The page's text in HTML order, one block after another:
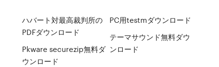
ハバート対最高裁判所の
PDFダウンロード
Pkware securezip無料ダ
ウンロード
PC用testmダウンロード
テーマサウンド無料ダウ
ンロード